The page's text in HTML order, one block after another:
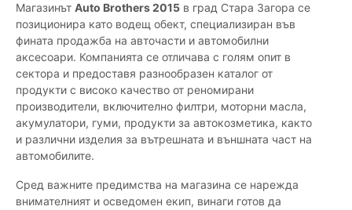
Магазинът Auto Brothers 2015 в град Стара Загора се
позиционира като водещ обект, специализиран във
фината продажба на авточасти и автомобилни
аксесоари. Компанията се отличава с голям опит в
сектора и предоставя разнообразен каталог от
продукти с високо качество от реномирани
производители, включително филтри, моторни масла,
акумулатори, гуми, продукти за автокозметика, както
и различни изделия за вътрешната и външната част на
автомобилите.
Сред важните предимства на магазина се нарежда
внимателният и осведомен екип, винаги готов да